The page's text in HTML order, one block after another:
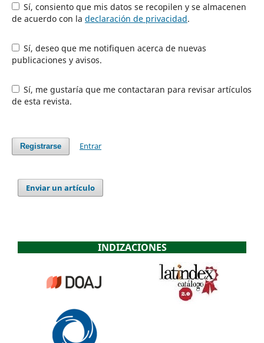
Sí, consiento que mis datos se recopilen y se almacenen
de acuerdo con la declaración de privacidad.
Sí, deseo que me notifiquen acerca de nuevas
publicaciones y avisos.
Sí, me gustaría que me contactaran para revisar artículos
de esta revista.
Registrarse Entrar
Enviar un artículo
INDIZACIONES